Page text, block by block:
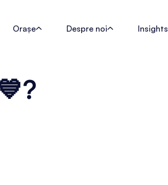
Orașe Despre noi Insights